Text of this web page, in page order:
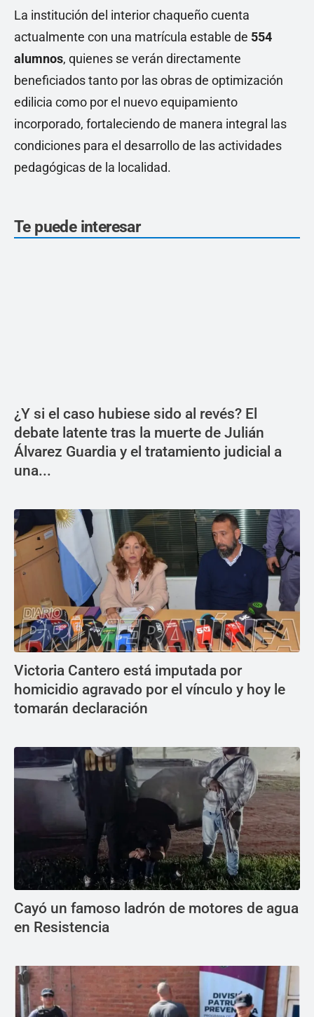
La institución del interior chaqueño cuenta
actualmente con una matrícula estable de 554
alumnos, quienes se verán directamente
beneficiados tanto por las obras de optimización
edilicia como por el nuevo equipamiento
incorporado, fortaleciendo de manera integral las
condiciones para el desarrollo de las actividades
pedagógicas de la localidad.
Te puede interesar
¿Y si el caso hubiese sido al revés? El
debate latente tras la muerte de Julián
Álvarez Guardia y el tratamiento judicial a
una...
Victoria Cantero está imputada por
homicidio agravado por el vínculo y hoy le
tomarán declaración
Cayó un famoso ladrón de motores de agua
en Resistencia